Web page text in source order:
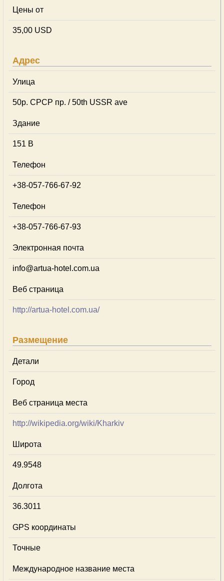
Цены от
35,00 USD
Адрес
Улица
50р. СРСР пр. / 50th USSR ave
Здание
151 В
Телефон
+38-057-766-67-92
Телефон
+38-057-766-67-93
Электронная почта
info@artua-hotel.com.ua
Веб страница
http://artua-hotel.com.ua/
Размещение
Детали
Город
Веб страница места
http://wikipedia.org/wiki/Kharkiv
Широта
49.9548
Долгота
36.3011
GPS координаты
Точные
Международное название места